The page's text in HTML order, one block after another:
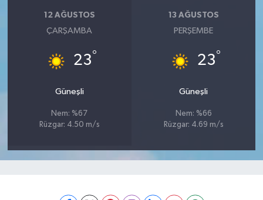
12 AĞUSTOS
ÇARŞAMBA
23°
Güneşli
Nem: %67
Rüzgar: 4.50 m/s
13 AĞUSTOS
PERŞEMBE
23°
Güneşli
Nem: %66
Rüzgar: 4.69 m/s